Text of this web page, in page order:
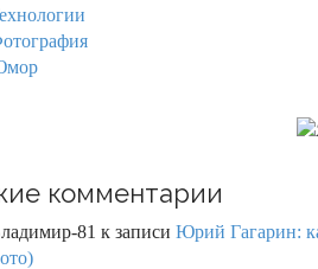
комментарии
81 к записи Юрий Гагарин: